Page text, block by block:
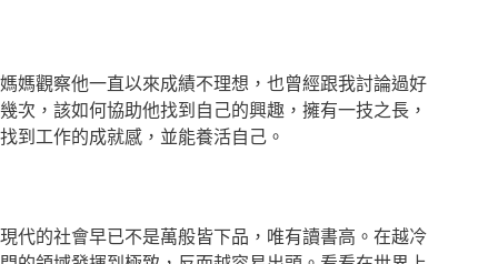
媽媽觀察他一直以來成績不理想，也曾經跟我討論過好
幾次，該如何協助他找到自己的興趣，擁有一技之長，
找到工作的成就感，並能養活自己。
現代的社會早已不是萬般皆下品，唯有讀書高。在越冷